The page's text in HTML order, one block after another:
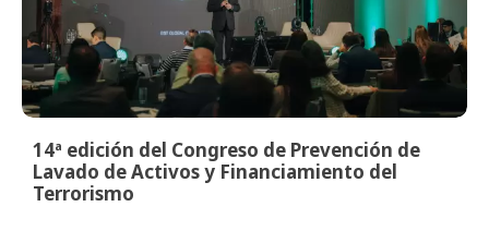
14ª edición del Congreso de Prevención de
Lavado de Activos y Financiamiento del
Terrorismo